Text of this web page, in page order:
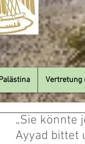
„Sie könnte
Ayyad bittet
Vertretung